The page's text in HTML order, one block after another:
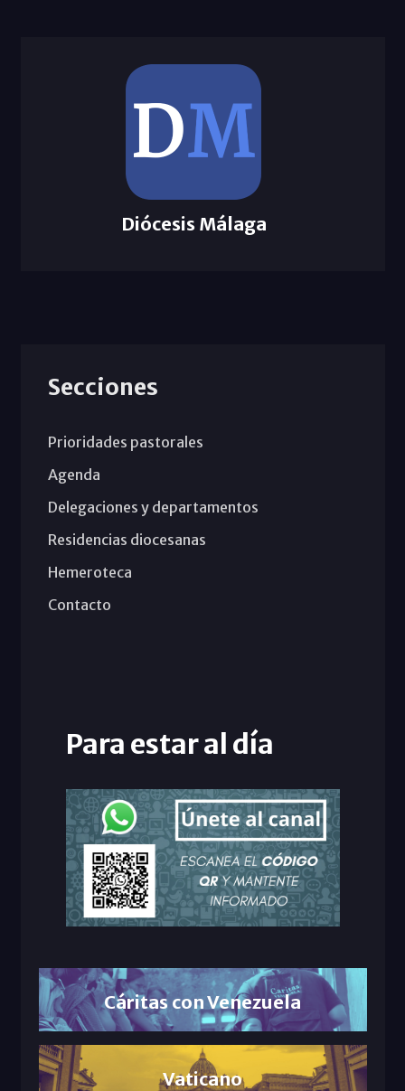
Diócesis Málaga
Secciones
Prioridades pastorales
Agenda
Delegaciones y departamentos
Residencias diocesanas
Hemeroteca
Contacto
Para estar al día
Cáritas con Venezuela
Vaticano